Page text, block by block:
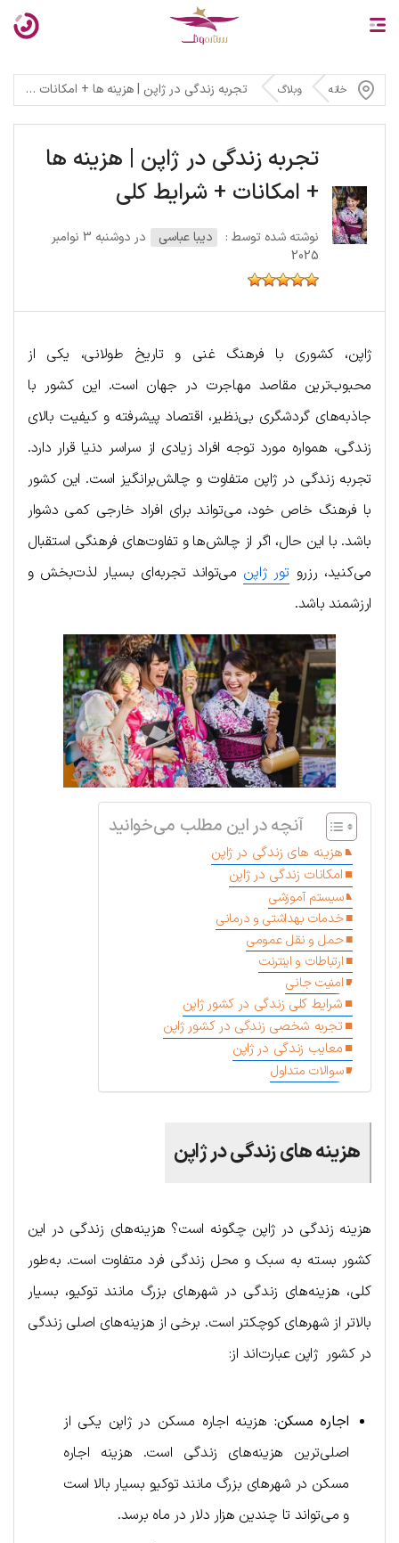
خانه وبلاگ تجربه زندگی در ژاپن | هزینه ها + امکانات + شرایط کلی
تجربه زندگی در ژاپن | هزینه ها
+ امکانات + شرایط کلی
نوشته شده توسط : دیبا عباسی
در دوشنبه 3 نوامبر
2025
ژاپن، کشوری با فرهنگ غنی و تاریخ طولانی، یکی از
محبوب‌ترین مقاصد مهاجرت در جهان است. این کشور با
جاذبه‌های گردشگری بی‌نظیر، اقتصاد پیشرفته و کیفیت بالای
زندگی، همواره مورد توجه افراد زیادی از سراسر دنیا قرار دارد.
تجربه زندگی در ژاپن متفاوت و چالش‌برانگیز است. این کشور
با فرهنگ خاص خود، می‌تواند برای افراد خارجی کمی دشوار
باشد. با این حال، اگر از چالش‌ها و تفاوت‌های فرهنگی استقبال
می‌کنید، رزرو تور ژاپن می‌تواند تجربه‌ای بسیار لذت‌بخش و
ارزشمند باشد.
آنچه در این مطلب می‌خوانید
هزینه های زندگی در ژاپن
امکانات زندگی در ژاپن
سیستم آموزشی
خدمات بهداشتی و درمانی
حمل و نقل عمومی
ارتباطات و اینترنت
امنیت جانی
شرایط کلی زندگی در کشور ژاپن
تجربه شخصی زندگی در کشور ژاپن
معایب زندگی در ژاپن
سوالات متداول
هزینه های زندگی در ژاپن
هزینه زندگی در ژاپن چگونه است؟ هزینه‌های زندگی در این
کشور بسته به سبک و محل زندگی فرد متفاوت است. به‌طور
کلی، هزینه‌های زندگی در شهرهای بزرگ مانند توکیو، بسیار
بالاتر از شهرهای کوچکتر است. برخی از هزینه‌های اصلی زندگی
در کشور ژاپن عبارت‌اند از:
اجاره مسکن: هزینه اجاره مسکن در ژاپن یکی از
اصلی‌ترین هزینه‌های زندگی است. هزینه اجاره
مسکن در شهرهای بزرگ مانند توکیو بسیار بالا است
و می‌تواند تا چندین هزار دلار در ماه برسد.